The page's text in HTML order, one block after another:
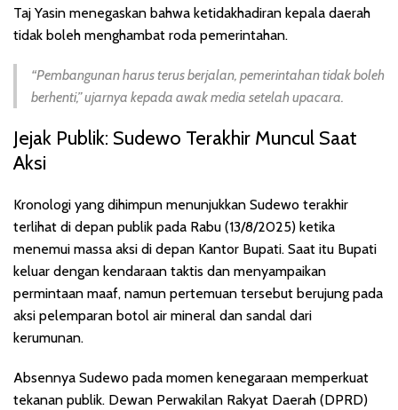
Taj Yasin menegaskan bahwa ketidakhadiran kepala daerah
tidak boleh menghambat roda pemerintahan.
“Pembangunan harus terus berjalan, pemerintahan tidak boleh
berhenti,” ujarnya kepada awak media setelah upacara.
Jejak Publik: Sudewo Terakhir Muncul Saat
Aksi
Kronologi yang dihimpun menunjukkan Sudewo terakhir
terlihat di depan publik pada Rabu (13/8/2025) ketika
menemui massa aksi di depan Kantor Bupati. Saat itu Bupati
keluar dengan kendaraan taktis dan menyampaikan
permintaan maaf, namun pertemuan tersebut berujung pada
aksi pelemparan botol air mineral dan sandal dari
kerumunan.
Absennya Sudewo pada momen kenegaraan memperkuat
tekanan publik. Dewan Perwakilan Rakyat Daerah (DPRD)